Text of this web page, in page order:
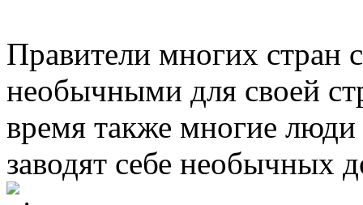
Правители многих стран
необычными для своей
время также многие люди
заводят себе